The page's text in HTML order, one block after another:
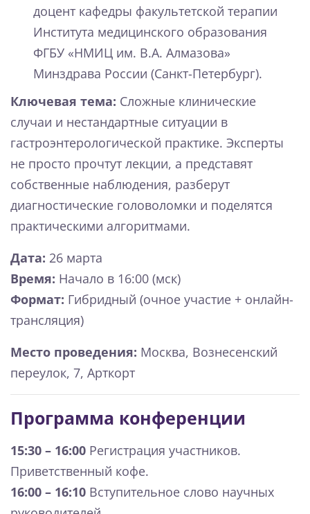
доцент кафедры факультетской терапии
Института медицинского образования
ФГБУ «НМИЦ им. В.А. Алмазова»
Минздрава России (Санкт-Петербург).
Ключевая тема: Сложные клинические
случаи и нестандартные ситуации в
гастроэнтерологической практике. Эксперты
не просто прочтут лекции, а представят
собственные наблюдения, разберут
диагностические головоломки и поделятся
практическими алгоритмами.
Дата: 26 марта
Время: Начало в 16:00 (мск)
Формат: Гибридный (очное участие + онлайн-
трансляция)
Место проведения: Москва, Вознесенский
переулок, 7, Арткорт
Программа конференции
15:30 – 16:00 Регистрация участников.
Приветственный кофе.
16:00 – 16:10 Вступительное слово научных